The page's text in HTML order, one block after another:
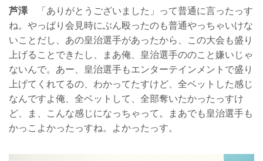
芦澤「ありがとうございました」って普通に言ったっす
ね。やっぱり会見時にぶん殴ったのも普通やっちゃいけな
いことだし、あの皇治選手があったから、この大会も盛り
上げることできたし、まあ俺、皇治選手ののこと嫌いじゃ
ないんで。あー、皇治選手もエンターテインメントで盛り
上げてくれてるの、わかってたすけど、全ベットした感じ
なんですよ俺、全ベットして、全部奪いたかったっすけ
ど、ま、こんな感じになっちゃって。まあでも皇治選手も
かっこよかったっすね。よかったっす。